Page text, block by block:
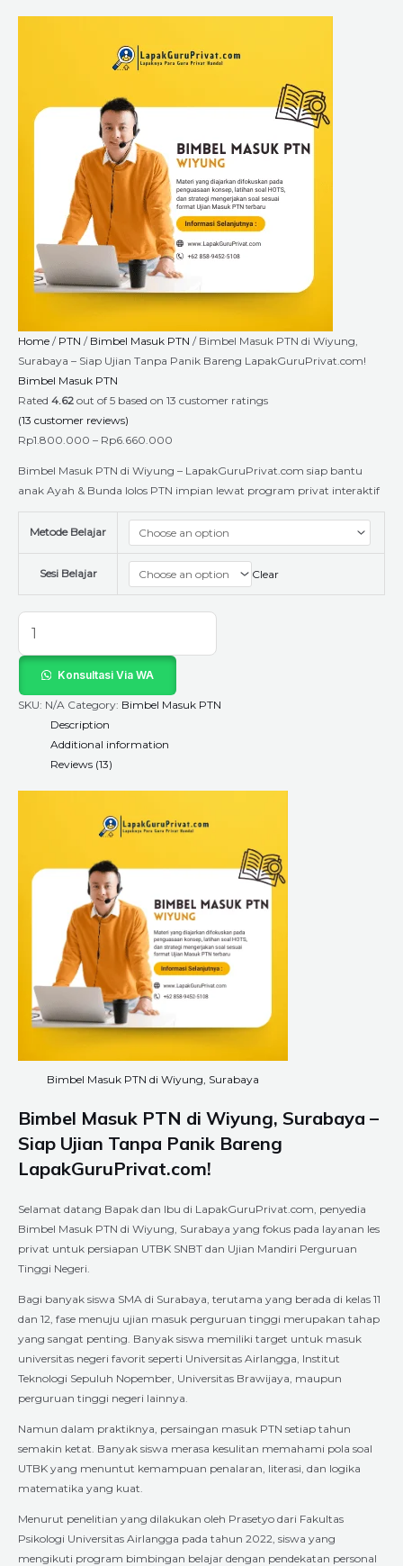
Home / PTN / Bimbel Masuk PTN / Bimbel Masuk PTN di Wiyung,
Surabaya – Siap Ujian Tanpa Panik Bareng LapakGuruPrivat.com!
Bimbel Masuk PTN
Rated 4.62 out of 5 based on 13 customer ratings
(13 customer reviews)
Rp1.800.000 – Rp6.660.000
Rp1.800.000
through
Bimbel Masuk PTN di Wiyung – LapakGuruPrivat.com siap bantu
anak Ayah & Bunda lolos PTN impian lewat program privat interaktif
Metode Belajar
Sesi Belajar Clear
Surabaya
LapakGuruPrivat.com!
quantity
Konsultasi Via WA
SKU: N/A Category: Bimbel Masuk PTN
Description
Additional information
Reviews (13)
Bimbel Masuk PTN di Wiyung, Surabaya
Bimbel Masuk PTN di Wiyung, Surabaya –
Siap Ujian Tanpa Panik Bareng
LapakGuruPrivat.com!
Selamat datang Bapak dan Ibu di LapakGuruPrivat.com, penyedia
Bimbel Masuk PTN di Wiyung, Surabaya yang fokus pada layanan les
privat untuk persiapan UTBK SNBT dan Ujian Mandiri Perguruan
Tinggi Negeri.
Bagi banyak siswa SMA di Surabaya, terutama yang berada di kelas 11
dan 12, fase menuju ujian masuk perguruan tinggi merupakan tahap
yang sangat penting. Banyak siswa memiliki target untuk masuk
universitas negeri favorit seperti Universitas Airlangga, Institut
Teknologi Sepuluh Nopember, Universitas Brawijaya, maupun
perguruan tinggi negeri lainnya.
Namun dalam praktiknya, persaingan masuk PTN setiap tahun
semakin ketat. Banyak siswa merasa kesulitan memahami pola soal
UTBK yang menuntut kemampuan penalaran, literasi, dan logika
matematika yang kuat.
Menurut penelitian yang dilakukan oleh Prasetyo dari Fakultas
Psikologi Universitas Airlangga pada tahun 2022, siswa yang
mengikuti program bimbingan belajar dengan pendekatan personal